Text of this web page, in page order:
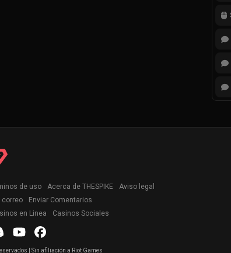
de uso Acerca de THESPIKE Aviso legal
correo Enviar Comentarios
en Linea Casinos Sociales
| Sin afiliación a Riot Games